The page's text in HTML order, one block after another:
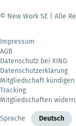
© New Work SE | Alle
Impressum
AGB
Datenschutz bei XING
Datenschutzerklärung
Mitgliedschaft kündigen
Tracking
Mitgliedschaften
Sprache Deutsch